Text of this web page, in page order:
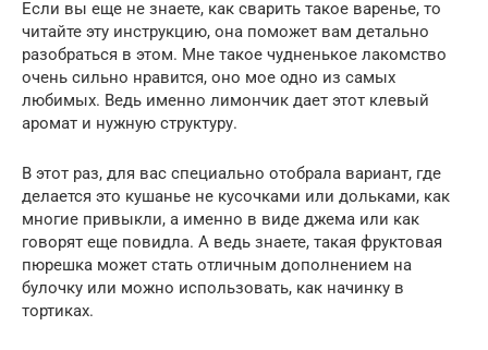
Если вы еще не знаете, как сварить такое варенье, то
читайте эту инструкцию, она поможет вам детально
разобраться в этом. Мне такое чудненькое лакомство
очень сильно нравится, оно мое одно из самых
любимых. Ведь именно лимончик дает этот клевый
аромат и нужную структуру.
В этот раз, для вас специально отобрала вариант, где
делается это кушанье не кусочками или дольками, как
многие привыкли, а именно в виде джема или как
говорят еще повидла. А ведь знаете, такая фруктовая
пюрешка может стать отличным дополнением на
булочку или можно использовать, как начинку в
тортиках.